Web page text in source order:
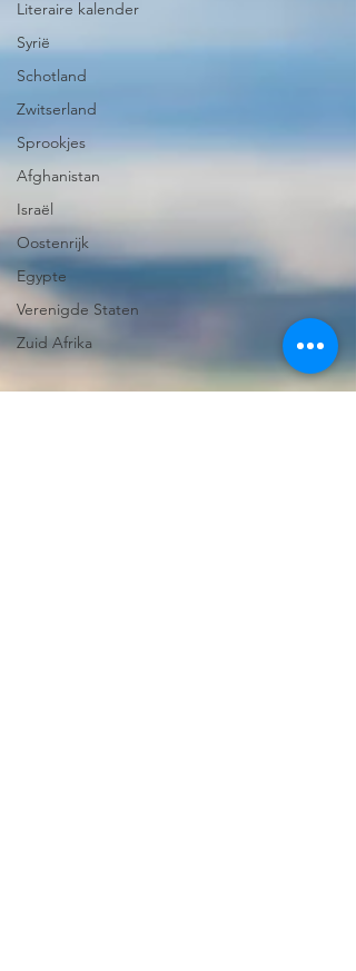
Literaire kalender
Syrië
Schotland
Zwitserland
Sprookjes
Afghanistan
Israël
Oostenrijk
Egypte
Verenigde Staten
Zuid Afrika